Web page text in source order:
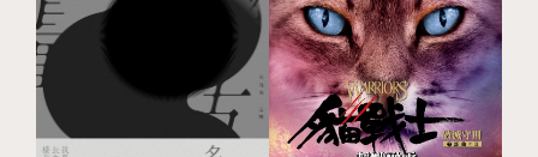
轉動——
▲ 《あの夏》經典三部曲‧MV連結